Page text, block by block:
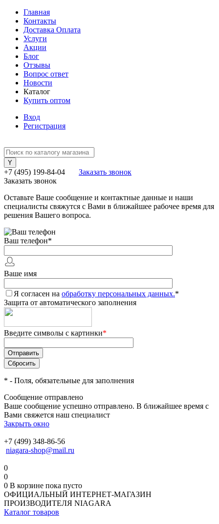
Главная
Контакты
Доставка Оплата
Услуги
Акции
Блог
Отзывы
Вопрос ответ
Новости
Каталог
Купить оптом
Вход
Регистрация
+7 (495) 199-84-04
Заказать звонок
Заказать звонок
Оставьте Ваше сообщение и контактные данные и наши
специалисты свяжутся с Вами в ближайшее рабочее время для
решения Вашего вопроса.
Ваш телефон*
Ваше имя
Я согласен на обработку персональных данных.*
Защита от автоматического заполнения
Введите символы с картинки*
* - Поля, обязательные для заполнения
Сообщение отправлено
Ваше сообщение успешно отправлено. В ближайшее время с
Вами свяжется наш специалист
Закрыть окно
+7 (499) 348-86-56
niagara-shop@mail.ru
0
0
0 В корзине пока пусто
ОФИЦИАЛЬНЫЙ ИНТЕРНЕТ-МАГАЗИН
ПРОИЗВОДИТЕЛЯ NIAGARA
Каталог товаров